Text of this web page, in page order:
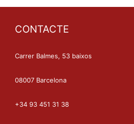
CONTACTE
Carrer Balmes, 53 baixos
08007 Barcelona
+34 93 451 31 38